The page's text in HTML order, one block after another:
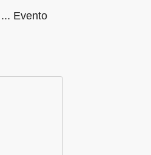
Evento